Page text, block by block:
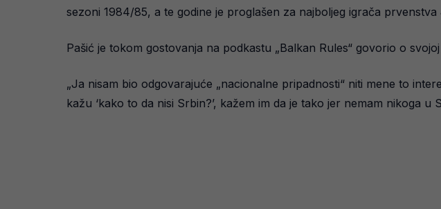
sezoni 1984/85, a te godine je proglašen za najboljeg igrača prvenstva
Pašić je tokom gostovanja na podkastu „Balkan Rules“ govorio o
„Ja nisam bio odgovarajuće „nacionalne pripadnosti“ niti mene to
kažu ‘kako to da nisi Srbin?’, kažem im da je tako jer nemam nikoga u